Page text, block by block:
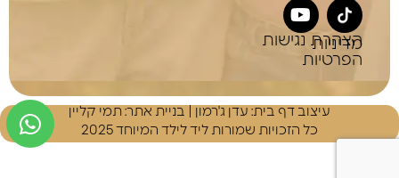
הצהרת נגישות
מדיניות
הפרטיות
עיצוב דף בית: עדן ג'רמון | בניית אתר: תמי קליין
כל הזכויות שמורות ליד לילד המיוחד 2025